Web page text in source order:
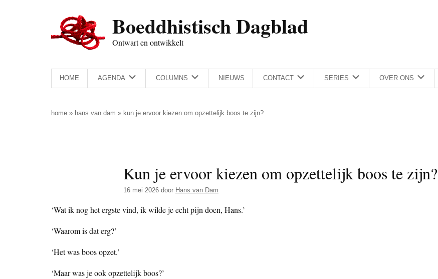
Boeddhistisch Dagblad
Ontwart en ontwikkelt
HOME AGENDA COLUMNS NIEUWS CONTACT SERIES OVER ONS
home » hans van dam » kun je ervoor kiezen om opzettelijk boos te zijn?
Kun je ervoor kiezen om opzettelijk boos te zijn?
16 mei 2026 door Hans van Dam
‘Wat ik nog het ergste vind, ik wilde je echt pijn doen, Hans.’
‘Waarom is dat erg?’
‘Het was boos opzet.’
‘Maar was je ook opzettelijk boos?’